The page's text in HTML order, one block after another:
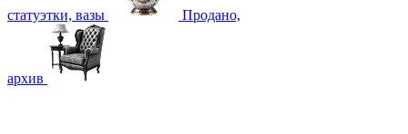
статуэтки, вазы Продано,
архив